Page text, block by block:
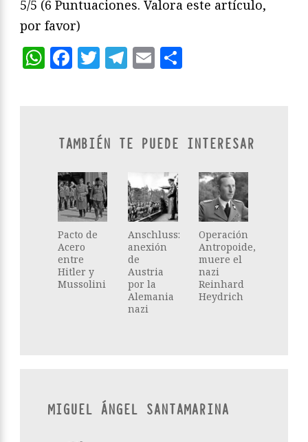
5/5 (6 Puntuaciones. Valora este artículo,
por favor)
WhatsApp
Facebook
Twitter
Telegram
Email
TAMBIÉN TE PUEDE INTERESAR
Pacto de
Acero
entre
Hitler y
Mussolini
Anschluss:
anexión
de
Austria
por la
Alemania
nazi
Operación
Antropoide,
muere el
nazi
Reinhard
Heydrich
MIGUEL ÁNGEL SANTAMARINA